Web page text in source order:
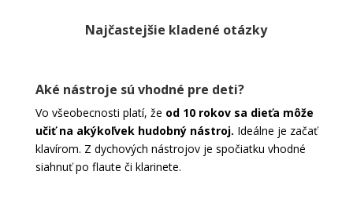
Najčastejšie kladené otázky
Aké nástroje sú vhodné pre deti?
Vo všeobecnosti platí, že od 10 rokov sa dieťa môže
učiť na akýkoľvek hudobný nástroj. Ideálne je začať
klavírom. Z dychových nástrojov je spočiatku vhodné
siahnuť po flaute či klarinete.